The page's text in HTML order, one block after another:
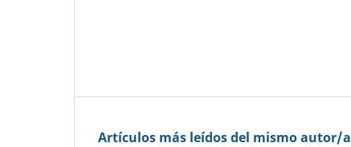
Artículos más leídos del mismo autor/a